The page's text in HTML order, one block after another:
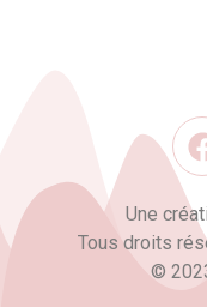
Une
Tous droits
©️